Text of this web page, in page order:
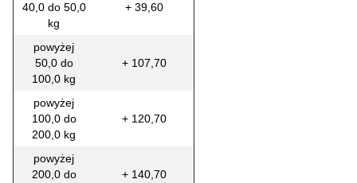
40,0 do 50,0
kg
+ 39,60
powyżej
50,0 do
100,0 kg
+ 107,70
powyżej
100,0 do
200,0 kg
+ 120,70
powyżej
200,0 do
+ 140,70